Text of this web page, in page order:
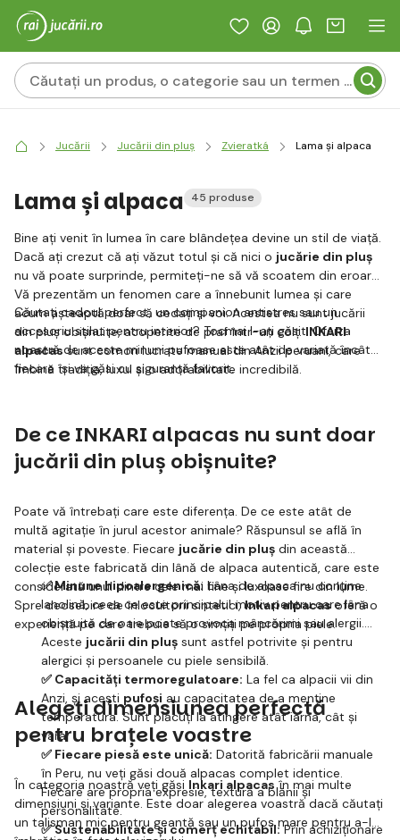
Jucării Jucării din pluș Zvieratká Lama și alpaca
Lama și alpaca 45 produse
Bine ați venit în lumea în care blândețea devine un stil de viață.
Dacă ați crezut că ați văzut totul și că nici o jucărie din pluș
nu vă poate surprinde, permiteți-ne să vă scoatem din eroare.
Vă prezentăm un fenomen care a înnebunit lumea și care
acum așteaptă doar să cedați și voi. Acestea nu sunt jucării
din pluș obișnuite, acoperite de praf într-un colț.INKARI
alpacassunt comori lucrate manual din Anzii peruani, care
îmbină tradiția, luxul și o adorabilitate incredibilă.
Căutați cadoul perfect, un companion antistres sau un
accesoriu stilat pentru interior? Tocmai l-ați găsit. Oferta
noastră de aceste minuni pufoase este atât de variată încât
fiecare își va găsi cu siguranță favorit.
De ce INKARI alpacas nu sunt doar
jucării din pluș obișnuite?
Poate vă întrebați care este diferența. De ce este atât de
multă agitație în jurul acestor animale? Răspunsul se află în
material și poveste. Fiecare jucărie din pluș din această
colecție este fabricată din lână de alpaca autentică, care este
considerată unul dintre cele mai fine și luxoase fire din lume.
Spre deosebire de înlocuitorii sintetici,Inkari alpacasoferă o
experiență pe care trebuie să o simțiți pe propria piele.
✅ Minune hipoalergenică: Lâna de alpaca nu conține
lanolină, ceea ce este principalul motiv pentru care lâna
obișnuită de oaie poate provoca mâncărimi sau alergii.
Aceste jucării din pluș sunt astfel potrivite și pentru
alergici și persoanele cu piele sensibilă.
✅ Capacități termoregulatoare: La fel ca alpacii vii din
Anzi, și acești pufoși au capacitatea de a menține
temperatura. Sunt plăcuți la atingere atât iarna, cât și
vara.
✅ Fiecare piesă este unică: Datorită fabricării manuale
în Peru, nu veți găsi două alpacas complet identice.
Fiecare are propria expresie, textură a blănii și
personalitate.
✅ Sustenabilitate și comerț echitabil:Prin achiziționare
Alegeți dimensiunea perfectă
pentru brațele voastre
În categoria noastră veți găsi Inkari alpacasîn mai multe
dimensiuni și variante. Este doar alegerea voastră dacă căutați
un talisman mic pentru geantă sau un pufoș mare pentru a-l